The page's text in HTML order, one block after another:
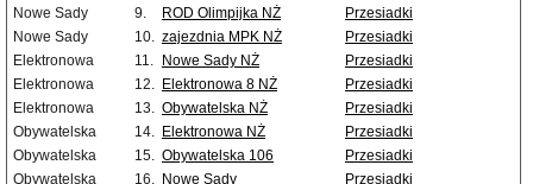
Nowe Sady
9. ROD Olimpijka NŻ
Przesiadki
Nowe Sady
10. zajezdnia MPK NŻ
Przesiadki
Elektronowa
11. Nowe Sady NŻ
Przesiadki
Elektronowa
12. Elektronowa 8 NŻ
Przesiadki
Elektronowa
13. Obywatelska NŻ
Przesiadki
Obywatelska
14. Elektronowa NŻ
Przesiadki
Obywatelska
15. Obywatelska 106
Przesiadki
Obywatelska
16. Nowe Sady
Przesiadki